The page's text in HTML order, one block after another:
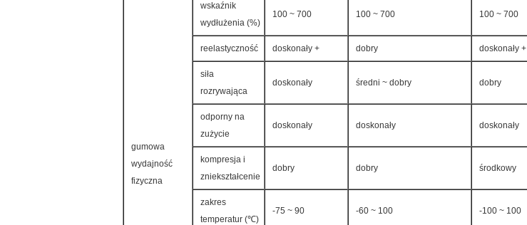
gumowa
wydajność
fizyczna
wskaźnik
wydłużenia (%)
100 ~ 700 100 ~ 700 100 ~ 700
reelastyczność doskonały + dobry doskonały +
siła
rozrywająca
doskonały średni ~ dobry dobry
odporny na
zużycie
doskonały doskonały doskonały
kompresja i
zniekształcenie
dobry dobry środkowy
zakres
temperatur (℃)
-75 ~ 90 -60 ~ 100 -100 ~ 100